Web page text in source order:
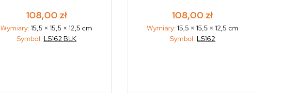
108,00 zł
Wymiary:15,5 × 15,5 × 12,5 cm
Symbol: LS162 BLK
108,00 zł
Wymiary: 15,5 × 15,5 × 12,5 cm
Symbol:LS162